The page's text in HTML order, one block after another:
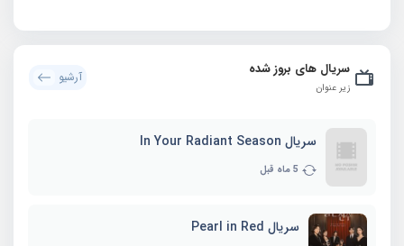
سریال های بروز شده
زیر عنوان
آرشیو
سریال In Your Radiant Season
5 ماه قبل
سریال Pearl in Red